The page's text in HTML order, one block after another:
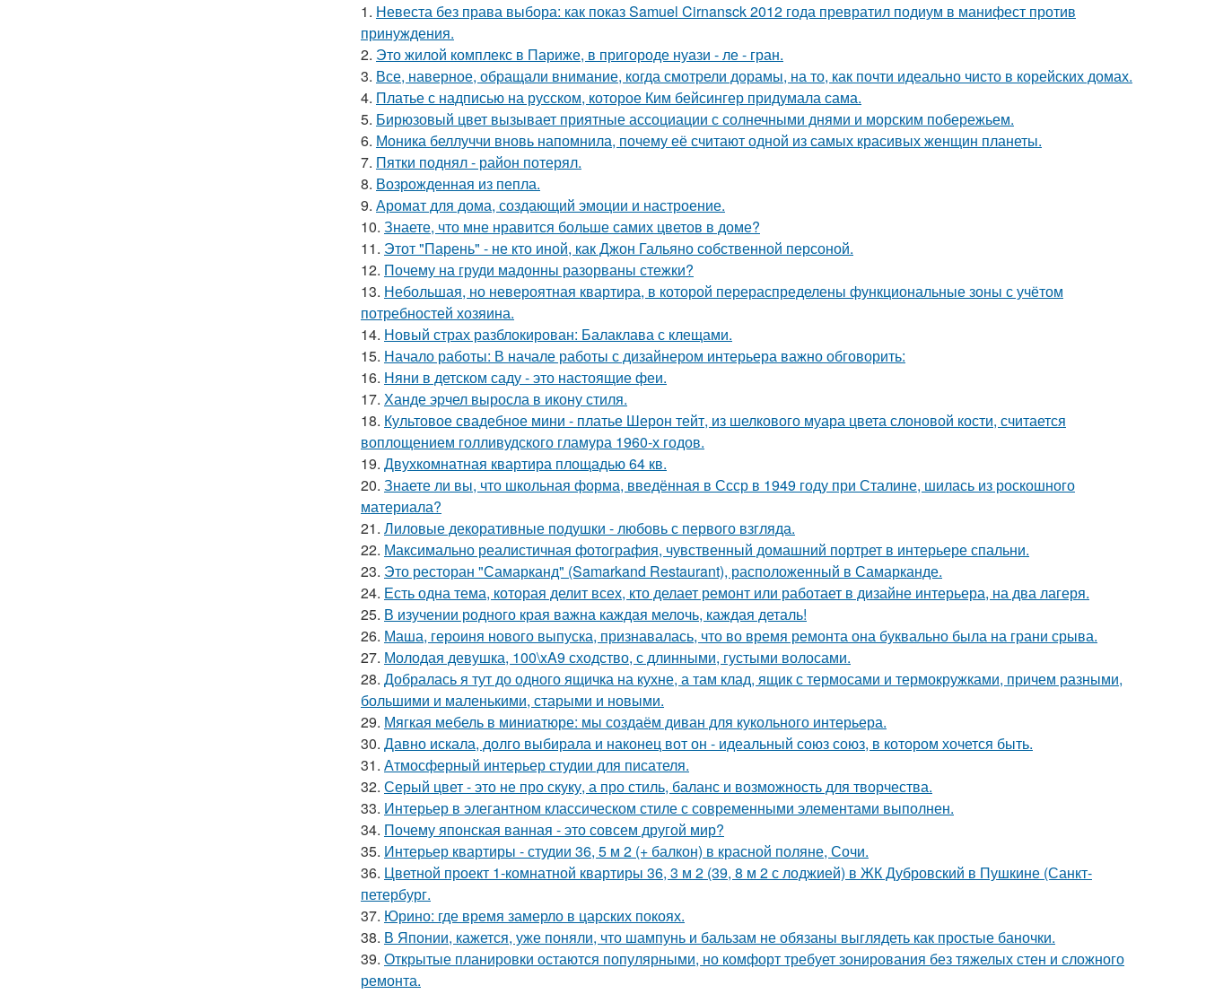
1. Невеста без права выбора: как показ Samuel Cirnansck 2012 года превратил подиум в манифест против
принуждения.
2. Это жилой комплекс в Париже, в пригороде нуази - ле - гран.
3. Все, наверное, обращали внимание, когда смотрели дорамы, на то, как почти идеально чисто в корейских домах.
4. Платье с надписью на русском, которое Ким бейсингер придумала сама.
5. Бирюзовый цвет вызывает приятные ассоциации с солнечными днями и морским побережьем.
6. Моника беллуччи вновь напомнила, почему её считают одной из самых красивых женщин планеты.
7. Пятки поднял - район потерял.
8. Возрожденная из пепла.
9. Аромат для дома, создающий эмоции и настроение.
10. Знаете, что мне нравится больше самих цветов в доме?
11. Этот "Парень" - не кто иной, как Джон Гальяно собственной персоной.
12. Почему на груди мадонны разорваны стежки?
13. Небольшая, но невероятная квартира, в которой перераспределены функциональные зоны с учётом
потребностей хозяина.
14. Новый страх разблокирован: Балаклава с клещами.
15. Начало работы: В начале работы с дизайнером интерьера важно обговорить:
16. Няни в детском саду - это настоящие феи.
17. Ханде эрчел выросла в икону стиля.
18. Культовое свадебное мини - платье Шерон тейт, из шелкового муара цвета слоновой кости, считается
воплощением голливудского гламура 1960-х годов.
19. Двухкомнатная квартира площадью 64 кв.
20. Знаете ли вы, что школьная форма, введённая в Ссср в 1949 году при Сталине, шилась из роскошного
материала?
21. Лиловые декоративные подушки - любовь с первого взгляда.
22. Максимально реалистичная фотография, чувственный домашний портрет в интерьере спальни.
23. Это ресторан "Самарканд" (Samarkand Restaurant), расположенный в Самарканде.
24. Есть одна тема, которая делит всех, кто делает ремонт или работает в дизайне интерьера, на два лагеря.
25. В изучении родного края важна каждая мелочь, каждая деталь!
26. Маша, героиня нового выпуска, признавалась, что во время ремонта она буквально была на грани срыва.
27. Молодая девушка, 100\xA9 сходство, с длинными, густыми волосами.
28. Добралась я тут до одного ящичка на кухне, а там клад, ящик с термосами и термокружками, причем разными,
большими и маленькими, старыми и новыми.
29. Мягкая мебель в миниатюре: мы создаём диван для кукольного интерьера.
30. Давно искала, долго выбирала и наконец вот он - идеальный союз союз, в котором хочется быть.
31. Атмосферный интерьер студии для писателя.
32. Серый цвет - это не про скуку, а про стиль, баланс и возможность для творчества.
33. Интерьер в элегантном классическом стиле с современными элементами выполнен.
34. Почему японская ванная - это совсем другой мир?
35. Интерьер квартиры - студии 36, 5 м 2 (+ балкон) в красной поляне, Сочи.
36. Цветной проект 1-комнатной квартиры 36, 3 м 2 (39, 8 м 2 с лоджией) в ЖК Дубровский в Пушкине (Санкт-
петербург.
37. Юрино: где время замерло в царских покоях.
38. В Японии, кажется, уже поняли, что шампунь и бальзам не обязаны выглядеть как простые баночки.
39. Открытые планировки остаются популярными, но комфорт требует зонирования без тяжелых стен и сложного
ремонта.